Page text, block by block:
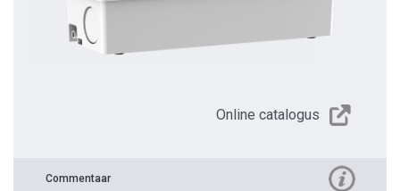
Online catalogus
Commentaar